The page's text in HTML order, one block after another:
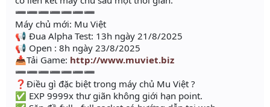
➖➖➖➖➖➖➖
Máy chủ mới: Mu Việt
📢 Đua Alpha Test: 13h ngày 21/8/2025
📢 Open : 8h ngày 23/8/2025
📥Tải Game: http://www.muviet.biz
➖➖➖➖➖➖➖
❓Điều gì đặc biệt trong máy chủ Mu Việt ?
✅ EXP 9999x thư giãn không giới hạn point.